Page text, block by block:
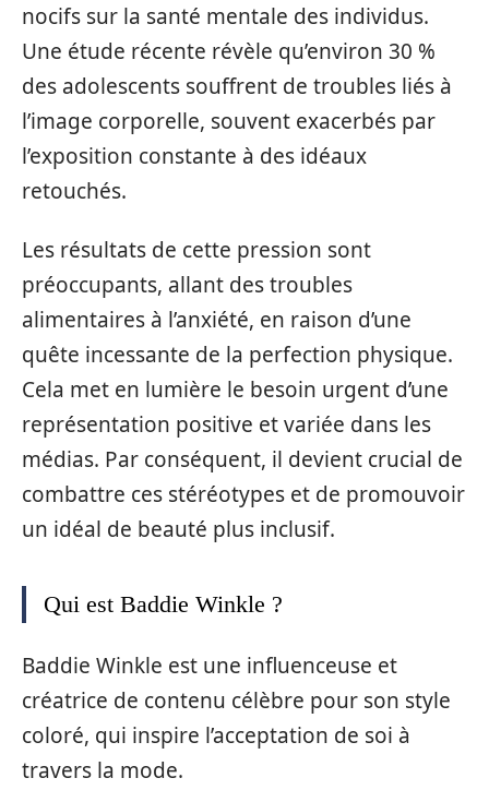
nocifs sur la santé mentale des individus.
Une étude récente révèle qu’environ 30 %
des adolescents souffrent de troubles liés à
l’image corporelle, souvent exacerbés par
l’exposition constante à des idéaux
retouchés.
Les résultats de cette pression sont
préoccupants, allant des troubles
alimentaires à l’anxiété, en raison d’une
quête incessante de la perfection physique.
Cela met en lumière le besoin urgent d’une
représentation positive et variée dans les
médias. Par conséquent, il devient crucial de
combattre ces stéréotypes et de promouvoir
un idéal de beauté plus inclusif.
Qui est Baddie Winkle ?
Baddie Winkle est une influenceuse et
créatrice de contenu célèbre pour son style
coloré, qui inspire l’acceptation de soi à
travers la mode.